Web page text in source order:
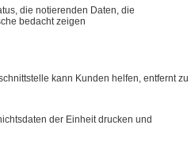
die notierenden Daten, die
bedacht zeigen
kann Kunden helfen, entfernt zu
der Einheit drucken und